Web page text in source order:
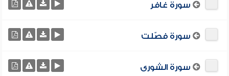
سورة غافر
سورة فصّلت
سورة الشورى